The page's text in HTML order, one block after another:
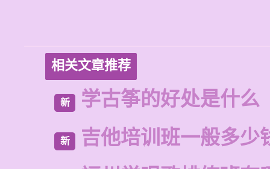
相关文章推荐
新 学古筝的好处是什么
新
吉他培训班一般多少